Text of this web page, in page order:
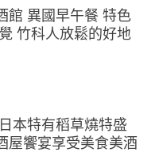
館 異國早午餐 特色
竹科人放鬆的好地
本特有稻草燒特盛
屋饗宴享受美食美酒